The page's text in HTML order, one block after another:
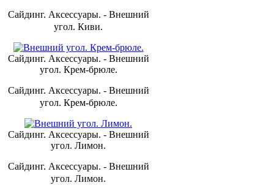
Сайдинг. Аксессуары. - Внешний
угол. Киви.
Сайдинг. Аксессуары. - Внешний
угол. Крем-брюле.
Сайдинг. Аксессуары. - Внешний
угол. Крем-брюле.
Сайдинг. Аксессуары. - Внешний
угол. Лимон.
Сайдинг. Аксессуары. - Внешний
угол. Лимон.